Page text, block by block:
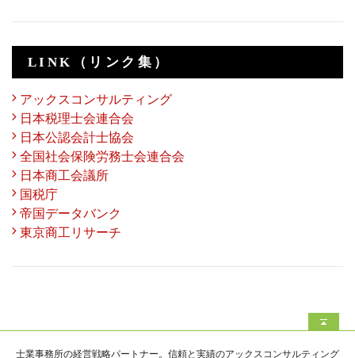
LINK（リンク集）
アックスコンサルティング
日本税理士会連合会
日本公認会計士協会
全国社会保険労務士会連合会
日本商工会議所
国税庁
帝国データバンク
東京商工リサーチ
士業事務所の経営戦略パートナー。信頼と実績のアックスコンサルティング